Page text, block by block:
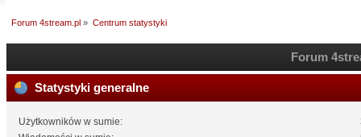
Forum 4stream.pl » Centrum statystyki
Forum
Statystyki generalne
Użytkowników w sumie: